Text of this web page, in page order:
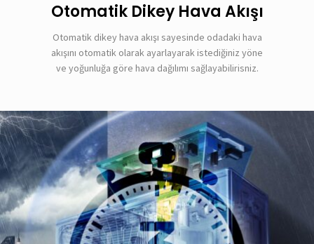
Otomatik Dikey Hava Akışı
Otomatik dikey hava akışı sayesinde odadaki hava
akışını otomatik olarak ayarlayarak istediğiniz yöne
ve yoğunluğa göre hava dağılımı sağlayabilirisniz.